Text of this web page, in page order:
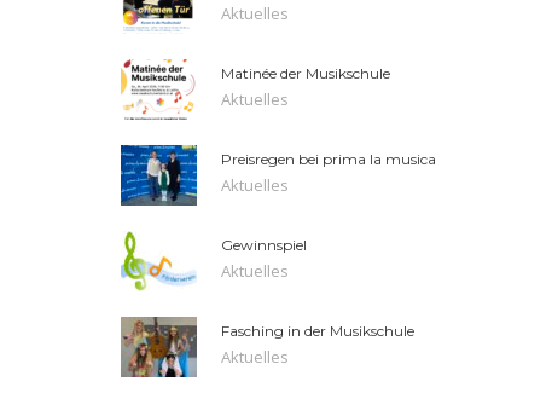
Aktuelles
Matinée der Musikschule
Aktuelles
Preisregen bei prima la musica
Aktuelles
Gewinnspiel
Aktuelles
Fasching in der Musikschule
Aktuelles